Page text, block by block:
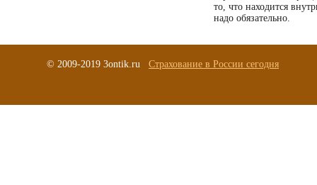
то, что находится
надо обязательно.
© 2009-2019 3ontik.ru Страхование в России сегодня